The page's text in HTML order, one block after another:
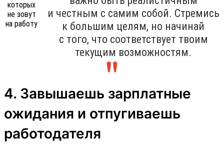
и честным с самим собой. Стремись
к большим целям, но начинай
с того, что соответствует твоим
текущим возможностям.
4. Завышаешь зарплатные
ожидания и отпугиваешь
работодателя